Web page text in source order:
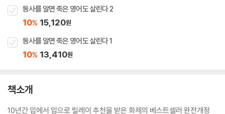
동사를 알면 죽은 영어도 살린다 2
10% 15,120원
동사를 알면 죽은 영어도 살린다 1
10% 13,410원
책소개
10년간 입에서 입으로 릴레이 추천을 받은 화제의 베스트셀러 완전개정